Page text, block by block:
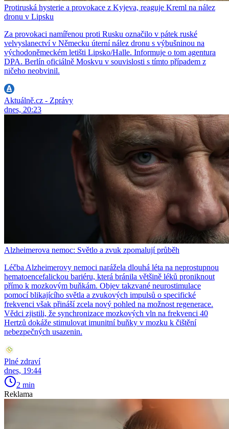
Protiruská hysterie a provokace z Kyjeva, reaguje Kreml na nález
dronu v Lipsku
Za provokaci namířenou proti Rusku označilo v pátek ruské
velvyslanectví v Německu úterní nález dronu s výbušninou na
východoněmeckém letišti Lipsko/Halle. Informuje o tom agentura
DPA. Berlín oficiálně Moskvu v souvislosti s tímto případem z
ničeho neobvinil.
Aktuálně.cz - Zprávy
dnes, 20:23
Alzheimerova nemoc: Světlo a zvuk zpomalují průběh
Léčba Alzheimerovy nemoci narážela dlouhá léta na neprostupnou
hematoencefalickou bariéru, která bránila většině léků proniknout
přímo k mozkovým buňkám. Objev takzvané neurostimulace
pomocí blikajícího světla a zvukových impulsů o specifické
frekvenci však přináší zcela nový pohled na možnost regenerace.
Vědci zjistili, že synchronizace mozkových vln na frekvenci 40
Hertzů dokáže stimulovat imunitní buňky v mozku k čištění
nebezpečných usazenin.
Plné zdraví
dnes, 19:44
2 min
Reklama